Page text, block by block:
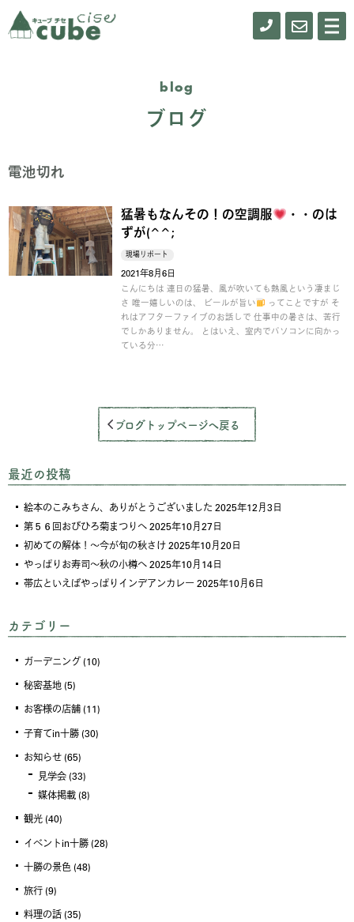
メ
ニ
0155- お
blog
ブログ
電池切れ
猛暑もなんその！の空調服
・・のは
ずが(^^;
現場リポート
2021年8月6日
こんにちは 連日の猛暑、風が吹いても熱風という凄まじ
さ 唯一嬉しいのは、 ビールが旨い
ってことですが そ
れはアフターファイブのお話しで 仕事中の暑さは、苦行
でしかありません。 とはいえ、室内でパソコンに向かっ
ている分…
ブログトップページへ戻る
最近の投稿
絵本のこみちさん、ありがとうございました 2025年12月3日
第５６回おびひろ菊まつりへ2025年10月27日
初めての解体！～今が旬の秋さけ2025年10月20日
やっぱりお寿司～秋の小樽へ2025年10月14日
帯広といえばやっぱりインデアンカレー2025年10月6日
カテゴリー
ガーデニング (10)
秘密基地 (5)
お客様の店舗 (11)
子育てin十勝 (30)
お知らせ (65)
見学会 (33)
媒体掲載 (8)
観光 (40)
イベントin十勝 (28)
十勝の景色 (48)
旅行 (9)
料理の話 (35)